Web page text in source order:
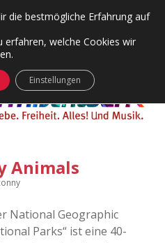
Menü
Chilling
Disco
Disco
Menü
öffnen
2010
öffnen
Animals
National Geographic
Parks“ ist eine 40-
die bestmögliche Erfahrung auf
erfahren, welche Cookies wir
Einstellungen